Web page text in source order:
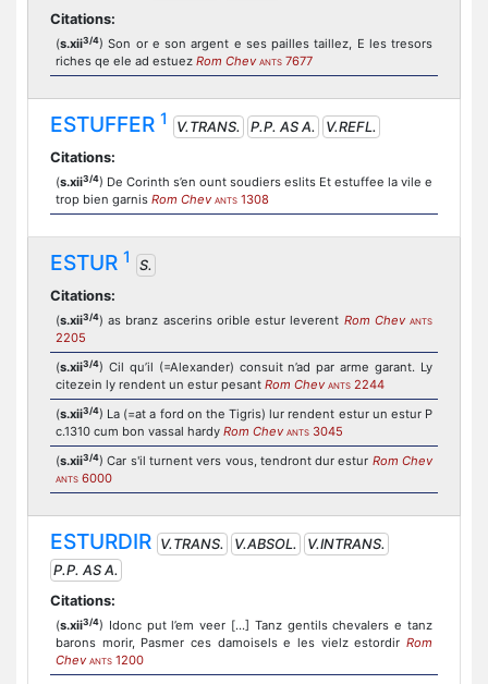
Citations:
(s.xii3/4) Son or e son argent e ses pailles taillez, E les tresors
riches qe ele ad estuez Rom Chev ANTS 7677
ESTUFFER 1 V.TRANS. P.P. AS A.
V.REFL.
Citations:
(s.xii3/4) De Corinth s’en ount soudiers eslits Et estuffee la vile e
trop bien garnis Rom Chev ANTS 1308
ESTUR 1
S.
Citations:
(s.xii3/4) as branz ascerins orible estur leverent Rom Chev ANTS
2205
(s.xii3/4) Cil qu’il (=Alexander) consuit n’ad par arme garant. Ly
citezein ly rendent un estur pesant Rom Chev ANTS 2244
(s.xii3/4) La (=at a ford on the Tigris) lur rendent estur un estur P
c.1310 cum bon vassal hardy Rom Chev ANTS 3045
(s.xii3/4) Car s'il turnent vers vous, tendront dur estur Rom Chev
ANTS 6000
ESTURDIR V.TRANS. V.ABSOL.
V.INTRANS.
P.P. AS A.
Citations:
(s.xii3/4) Idonc put l’em veer [...] Tanz gentils chevalers e tanz
barons morir, Pasmer ces damoisels e les vielz estordir Rom
Chev ANTS 1200